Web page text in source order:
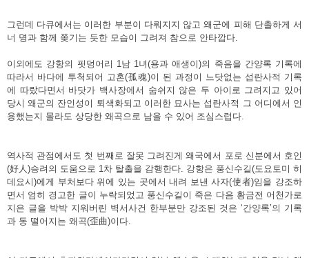
그런데 다큐에서는 이러한 부분이 다뤄지지 않고 왜군에 피해 단촐하게 서
너 명과 함께 쫒기는 듯한 모습이 그려져 참으로 안타깝다.
이외에도 강항의 핏덩어리 1남 1녀(용과 애생이)의 죽음을 간양록 기록에
따라서 바다에 투척되어 고혼(孤魂)이 된 과정이 느닷없는 섭란사적 기록
에 따랐다면서 바닷가 백사장에서 숨쉬지 않은 두 아이로 그려지고 있어
당시 왜군의 잔인성이 퇴색화되고 이러한 묘사는 섭란사적 그 어디에서 인
용했는지 몰라도 상당한 왜곡으로 남을 수 있어 조심스럽다.
역사적 관점에서도 첫 번째로 잘못 그려진게 왜국에서 포로 신분에서 호인
(好人)승려의 도움으로 1차 탈출을 감행한다. 강항은 풍신수길(도요토미 히
데요시)에게 부처보다 위에 있는 곳에서 내려 보낸 사자(使者)임을 강조하
면서 엄히 경고한 글이 누락되었고 풍신수길이 죽은 다음 황금전 어천가로
지은 글을 박박 지워버린 벽서사건 한부분만 강조된 것은 ‘간양록’의 기록
과 동 떨어지는 왜곡(歪曲)이다.